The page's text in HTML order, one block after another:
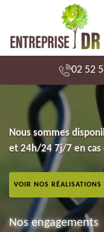
02 52
Nous sommes
et 24h/24 7j/7 en cas
VOIR NOS RÉALISATIONS
Nos engagements